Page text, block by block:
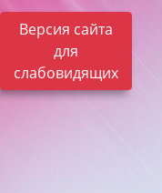
Версия сайта
для
слабовидящих